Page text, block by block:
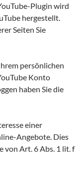
Plugin wird
hergestellt.
Seiten Sie
persönlichen
Konto
haben Sie die
einer
Angebote. Dies
von Art. 6 Abs. 1 lit. f